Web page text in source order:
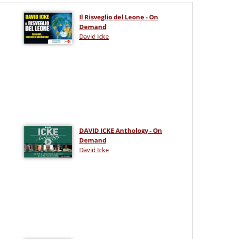
Il Risveglio del Leone - On
Demand
David Icke
DAVID ICKE Anthology - On
Demand
David Icke